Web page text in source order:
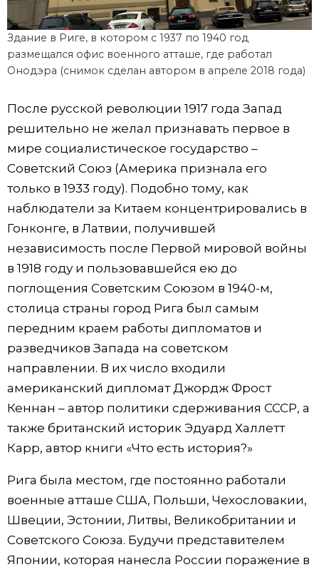
Здание в Риге, в котором с 1937 по 1940 год
размещался офис военного атташе, где работал
Онодэра (снимок сделан автором в апреле 2018 года)
После русской революции 1917 года Запад
решительно не желал признавать первое в
мире социалистическое государство –
Советский Союз (Америка признала его
только в 1933 году). Подобно тому, как
наблюдатели за Китаем концентрировались в
Гонконге, в Латвии, получившей
независимость после Первой мировой войны
в 1918 году и пользовавшейся ею до
поглощения Советским Союзом в 1940-м,
столица страны город Рига был самым
передним краем работы дипломатов и
разведчиков Запада на советском
направлении. В их число входили
американский дипломат Джордж Фрост
Кеннан – автор политики сдерживания СССР, а
также британский историк Эдуард Халлетт
Карр, автор книги «Что есть история?»
Рига была местом, где постоянно работали
военные атташе США, Польши, Чехословакии,
Швеции, Эстонии, Литвы, Великобритании и
Советского Союза. Будучи представителем
Японии, которая нанесла России поражение в